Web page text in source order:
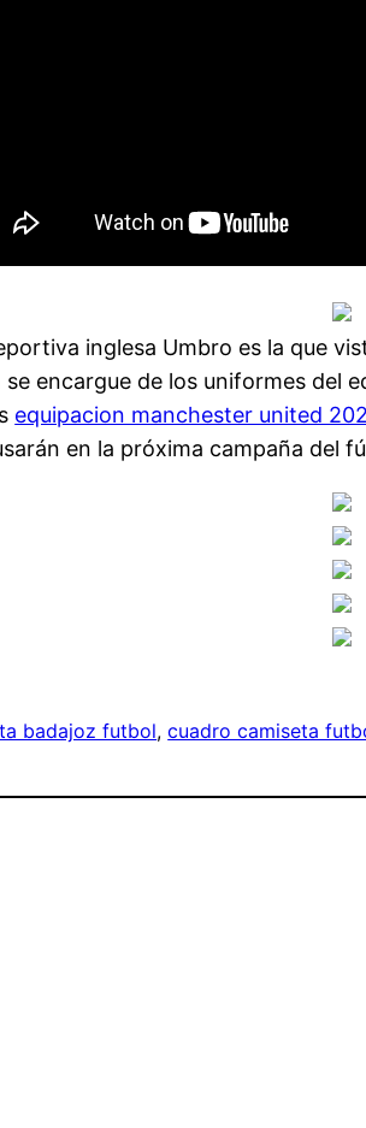
inglesa Umbro es la que
encargue de los uniformes del
equipacion manchester united
en la próxima campaña del
badajoz futbol, cuadro camiseta